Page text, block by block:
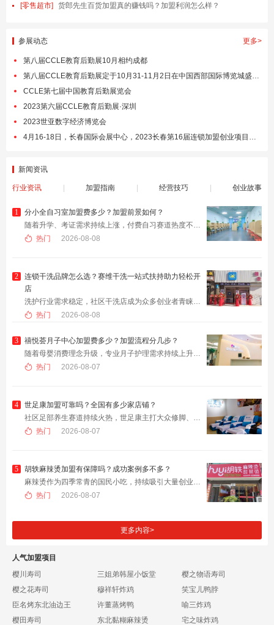
[零售超市] 货郎先生百货加盟真的赚钱吗？加盟利润怎么样？
参展动态 更多>
第八届CCLE教育后勤展10月相约成都
第八届CCLE教育后勤展定于10月31-11月2日在中国西部国际博览城盛大举办！
CCLE第七届中国教育后勤展览会
2023第六届CCLE教育后勤展·深圳
2023世亚数字经济博览会
4月16-18日，长春国际会展中心，2023长春第16届连锁加盟创业项目展览会
新闻资讯
行业资讯 加盟指南 经营技巧 创业故事
1
分小全自习室加盟费多少？加盟前景如何？
​随着升学、考证需求持续上涨，付费自习赛道热度不断提升，不少创业者看好自习室项目。传统自习室模式同质化严重、盈利渠道单一，越来越多人将目光投向智能化连锁自习室品牌，分小全自习室凭借AI智习模式脱颖而出。众多意向创业者十分关心：分小全自习室加盟费多少？加盟前景如何？
热门
2026-08-08
2
连锁干洗品牌怎么选？赛维干洗一站式扶持助力轻松开
店
​洗护行业需求稳定，社区干洗店成为众多创业者青睐的轻资产项目。但市面上干洗连锁品牌鱼龙混杂，不少创业者纠结：连锁干洗品牌怎么选？很多品牌宣传扶持完善，实际签约后却疏于跟进，让加盟商独自面对经营难题。
热门
2026-08-08
3
禧悦荟月子中心加盟费多少？加盟流程分几步？
​随着母婴消费理念升级，专业月子护理需求持续上升，禧悦荟月子中心打造一站式母婴照护服务，吸引众多创业者咨询。意向投资者最为关心两大核心问题：禧悦荟月子中心加盟费多少？加盟流程分几步？
热门
2026-08-07
4
世足康加盟可靠吗？全国有多少家店铺？
​社区足部养生赛道持续火热，世足康主打大众修脚、足底理疗门店，成为不少中小创业者重点考察的项目。很多意向投资者存在两大核心疑问：世足康加盟可靠吗？全国有多少家店铺？
热门
2026-08-07
5
胡轶麻辣烫加盟有保障吗？成功案例多不多？
​麻辣烫作为四季常青的国民小吃，持续吸引大量创业者入局，胡轶麻辣烫凭借特色骨汤口味，成为不少意向加盟商重点考察的品牌。那么胡轶麻辣烫加盟有保障吗？成功案例多不多？
热门
2026-08-07
更多内容>
人气加盟项目
樱川寿司
三姐弟韩屋小饭堂
樱之物语寿司
樱之花寿司
穆祥轩炸鸡
笑宝儿鸭脖
臣名烤东北油边王
许董蒸烤鸭
喻三炸鸡
樱田寿司
东北黏糊麻辣烫 宅之味炸鸡